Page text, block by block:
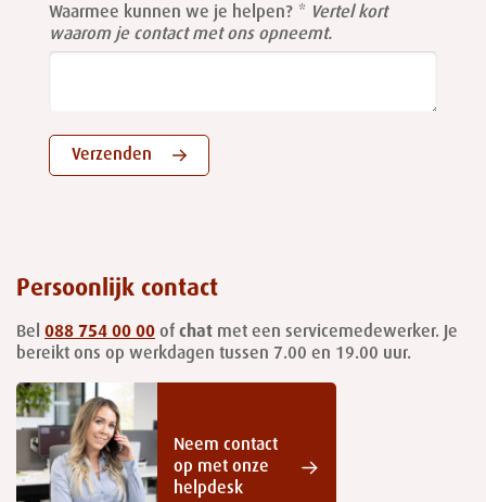
Waarmee kunnen we je helpen?
Vertel kort
waarom je contact met ons opneemt.
Verzenden
Persoonlijk contact
Bel 088 754 00 00 of chat met een servicemedewerker. Je
bereikt ons op werkdagen tussen 7.00 en 19.00 uur.
Neem contact
op met onze
helpdesk